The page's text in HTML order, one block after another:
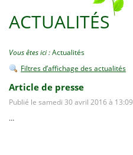
Vous êtes ici :Actualités
Filtres d’affichage des actualités
Article de presse
Publié le samedi 30 avril 2016 à 13:09
…
ACTUALITÉS